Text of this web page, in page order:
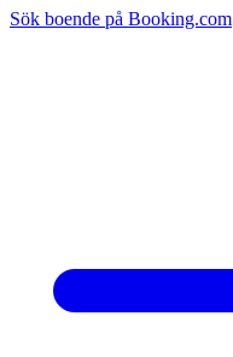
Sök boende på Booking.com